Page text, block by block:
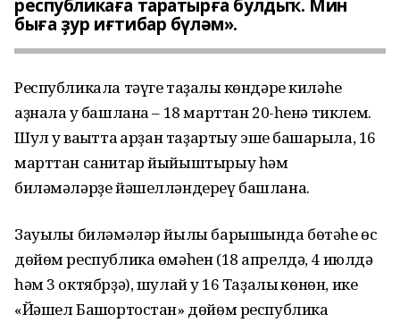
республикаға таратырға булдыҡ. Мин
быға ҙур иғтибар бүләм».
Республикала тәүге таҙалыҡ көндәре киләһе
аҙнала уҡ башлана – 18 марттан 20-һенә тиклем.
Шул уҡ ваҡытта ҡарҙан таҙартыу эше башҡарыла, 16
марттан санитар йыйыштырыу һәм
биләмәләрҙе йәшелләндереү башлана.
Зауыҡлы биләмәләр йылы барышында бөтәһе өс
дөйөм республика өмәһен (18 апрелдә, 4 июлдә
һәм 3 октябрҙә), шулай уҡ 16 Таҙалыҡ көнөн, ике
«Йәшел Башҡортостан» дөйөм республика